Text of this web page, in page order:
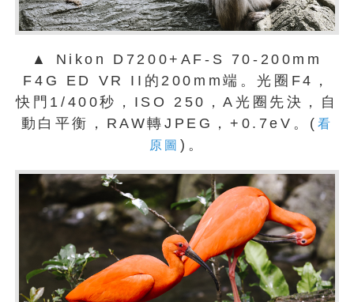
▲ Nikon D7200+AF-S 70-200mm
F4G ED VR II的200mm端。光圈F4，
快門1/400秒，ISO 250，A光圈先決，自
動白平衡，RAW轉JPEG，+0.7eV。( 看
原圖 )。